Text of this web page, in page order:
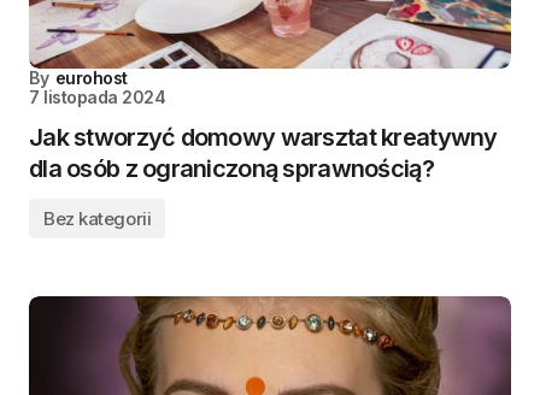
By eurohost
7 listopada 2024
Jak stworzyć domowy warsztat kreatywny
dla osób z ograniczoną sprawnością?
Bez kategorii